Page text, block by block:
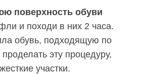
поверхность обуви
и походи в них 2 часа.
обувь, подходящую по
эту процедуру,
участки.